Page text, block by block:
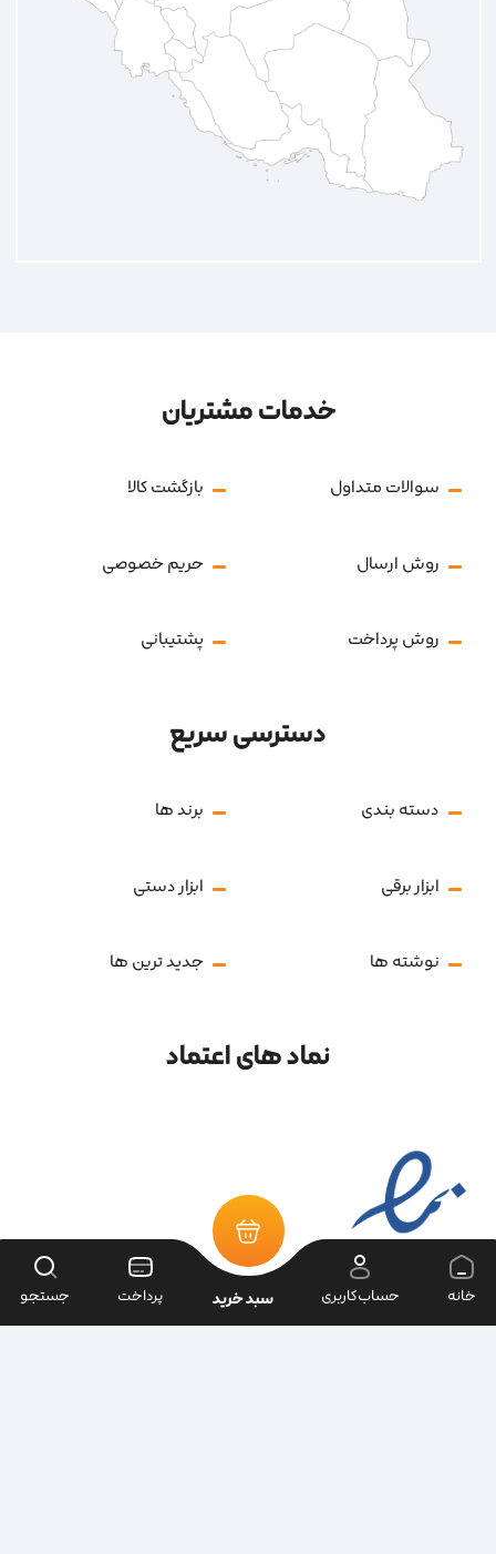
خدمات مشتریان
سوالات متداول بازگشت کالا
روش ارسال حریم خصوصی
روش پرداخت پشتیبانی
دسترسی سریع
دسته بندی برند ها
ابزار برقی ابزار دستی
نوشته ها جدید ترین ها
نماد های اعتماد
خانه حساب‌کاربری سبد خرید پرداخت جستجو